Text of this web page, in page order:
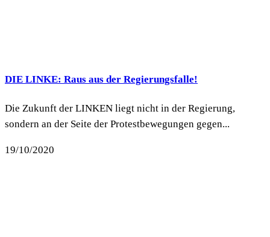
DIE LINKE: Raus aus der Regierungsfalle!
Die Zukunft der LINKEN liegt nicht in der Regierung,
sondern an der Seite der Protestbewegungen gegen...
19/10/2020